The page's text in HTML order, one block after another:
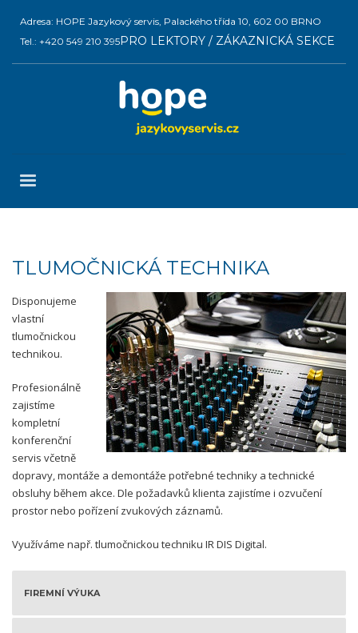
Adresa: HOPE Jazykový servis, Palackého třída 10, 602 00 BRNO
Tel.: +420 549 210 395PRO LEKTORY / ZÁKAZNICKÁ SEKCE
TLUMOČNICKÁ TECHNIKA
Disponujeme
vlastní
tlumočnickou
technikou.
Profesionálně
zajistíme
kompletní
konferenční
servis včetně
dopravy, montáže a demontáže potřebné techniky a technické
obsluhy během akce. Dle požadavků klienta zajistíme i ozvučení
prostor nebo pořízení zvukových záznamů.
Využíváme např. tlumočnickou techniku IR DIS Digital.
FIREMNÍ VÝUKA